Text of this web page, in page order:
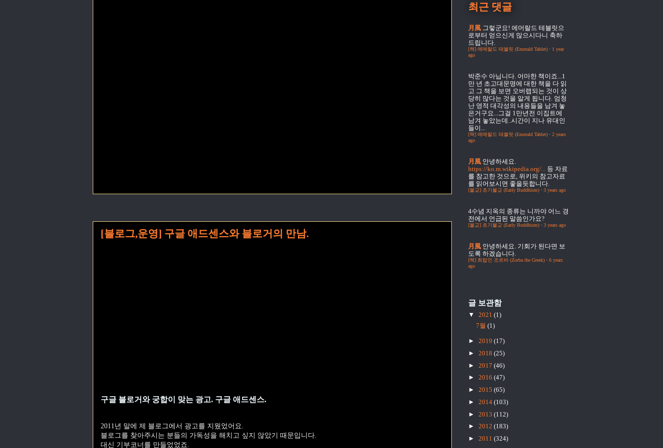
[블로그,운영] 구글 애드센스와 블로거의 만남.
구글 블로거와 궁합이 맞는 광고. 구글 애드센스.
2011년 말에 제 블로그에서 광고를 지웠었어요.
블로그를 찾아주시는 분들의 가독성을 해치고 싶지 않았기 때문입니다.
대신 기부코너를 만들었었죠.
최근 댓글
月風 그렇군요! 에머랄드 테블릿으
로부터 얻으신게 많으시다니 축하
드립니다.
[책] 에메랄드 태블릿 (Emerald Tablet) · 1 year
ago
박준수 아닙니다. 어마한 책이죠...1
만 년 초고대문명에 대한 책을 다 읽
고 그 책을 보면 오버랩되는 것이 상
당히 많다는 것을 알게 됩니다. 엄청
난 영적 대각성의 내용들을 남겨 놓
은거구요...그걸 1만년전 이집트에
남겨 놓았는데..시간이 지나 유대인
들이...
[책] 에메랄드 태블릿 (Emerald Tablet) · 2 years
ago
月風 안녕하세요.
https://ko.m.wikipedia.org/... 등 자료
를 참고한 것으로, 위키의 참고자료
를 읽어보시면 좋을듯합니다.
[불교] 초기불교 (Early Buddhism) · 3 years ago
4수념 지옥의 종류는 니까야 어느 경
전에서 언급된 말씀인가요?
[불교] 초기불교 (Early Buddhism) · 3 years ago
月風 안녕하세요. 기회가 된다면 보
도록 하겠습니다.
[책] 희랍인 조르바 (Zorba the Greek) · 6 years
ago
글 보관함
▼ 2021 (1)
7월 (1)
► 2019 (17)
► 2018 (25)
► 2017 (46)
► 2016 (47)
► 2015 (65)
► 2014 (103)
► 2013 (112)
► 2012 (183)
► 2011 (324)